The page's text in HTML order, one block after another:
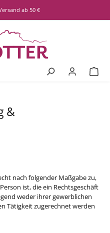
ab 50 €
&
nach folgender Maßgabe zu,
ist, die ein Rechtsgeschäft
weder ihrer gewerblichen
Tätigkeit zugerechnet werden